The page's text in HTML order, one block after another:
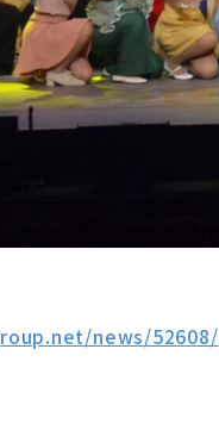
news/52608/